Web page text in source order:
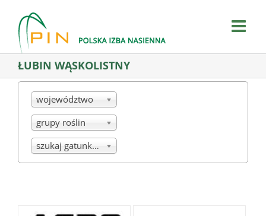
content
ŁUBIN WĄSKOLISTNY
województwo
grupy roślin
szukaj gatunku/mieszanki